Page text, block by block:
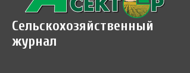
Сельскохозяйственный
журнал